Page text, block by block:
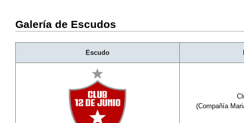
Galería de Escudos
Escudo
(Compañía